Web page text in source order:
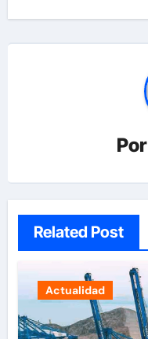
Por
Related Post
Actualidad